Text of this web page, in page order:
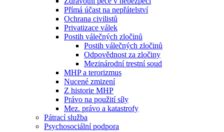
Přímá účast na nepřátelství
Ochrana civilistů
Privatizace válek
Postih válečných zločinů
Postih válečných zločinů
Odpovědnost za zločiny
Mezinárodní trestní soud
MHP a terorizmus
Nucené zmizení
Z historie MHP
Právo na použití síly
Mez. právo a katastrofy
Pátrací služba
Psychosociální podpora